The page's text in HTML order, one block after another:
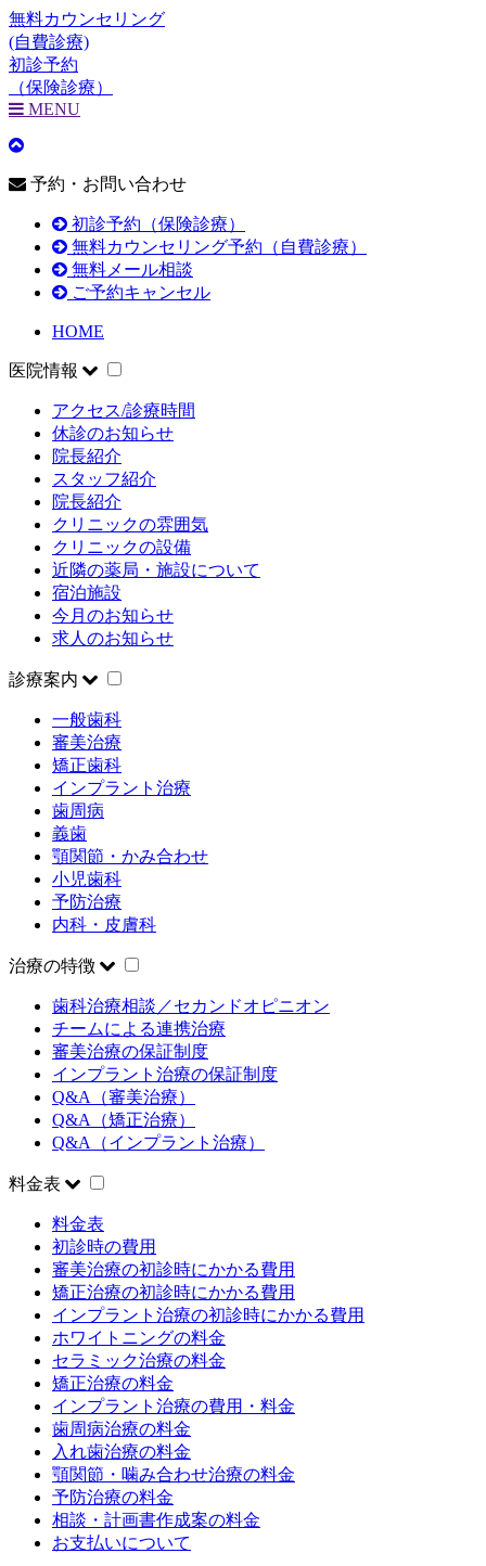
無料カウンセリング
(自費診療)
初診予約
（保険診療）
MENU
予約・お問い合わせ
初診予約（保険診療）
無料カウンセリング予約（自費診療）
無料メール相談
ご予約キャンセル
HOME
医院情報
アクセス/診療時間
休診のお知らせ
院長紹介
スタッフ紹介
院長紹介
クリニックの雰囲気
クリニックの設備
近隣の薬局・施設について
宿泊施設
今月のお知らせ
求人のお知らせ
診療案内
一般歯科
審美治療
矯正歯科
インプラント治療
歯周病
義歯
顎関節・かみ合わせ
小児歯科
予防治療
内科・皮膚科
治療の特徴
歯科治療相談／セカンドオピニオン
チームによる連携治療
審美治療の保証制度
インプラント治療の保証制度
Q&A（審美治療）
Q&A（矯正治療）
Q&A（インプラント治療）
料金表
料金表
初診時の費用
審美治療の初診時にかかる費用
矯正治療の初診時にかかる費用
インプラント治療の初診時にかかる費用
ホワイトニングの料金
セラミック治療の料金
矯正治療の料金
インプラント治療の費用・料金
歯周病治療の料金
入れ歯治療の料金
顎関節・噛み合わせ治療の料金
予防治療の料金
相談・計画書作成案の料金
お支払いについて